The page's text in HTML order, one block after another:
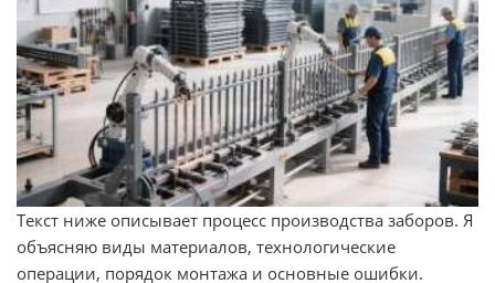
Текст ниже описывает процесс производства заборов. Я
объясняю виды материалов, технологические
операции, порядок монтажа и основные ошибки.